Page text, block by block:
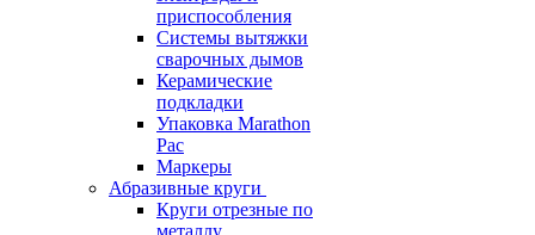
приспособления
Системы вытяжки
сварочных дымов
Керамические
подкладки
Упаковка Marathon
Pac
Маркеры
Абразивные круги
Круги отрезные по
металлу